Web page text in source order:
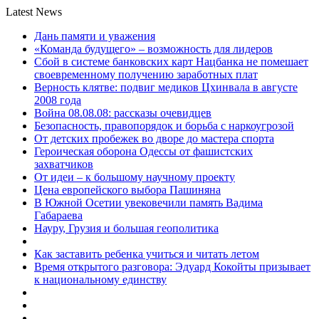
Latest News
Дань памяти и уважения
«Команда будущего» – возможность для лидеров
Сбой в системе банковских карт Нацбанка не помешает
своевременному получению заработных плат
Верность клятве: подвиг медиков Цхинвала в августе
2008 года
Война 08.08.08: рассказы очевидцев
Безопасность, правопорядок и борьба с наркоугрозой
От детских пробежек во дворе до мастера спорта
Героическая оборона Одессы от фашистских
захватчиков
От идеи – к большому научному проекту
Цена европейского выбора Пашиняна
В Южной Осетии увековечили память Вадима
Габараева
Науру, Грузия и большая геополитика
Как заставить ребенка учиться и читать летом
Время открытого разговора: Эдуард Кокойты призывает
к национальному единству